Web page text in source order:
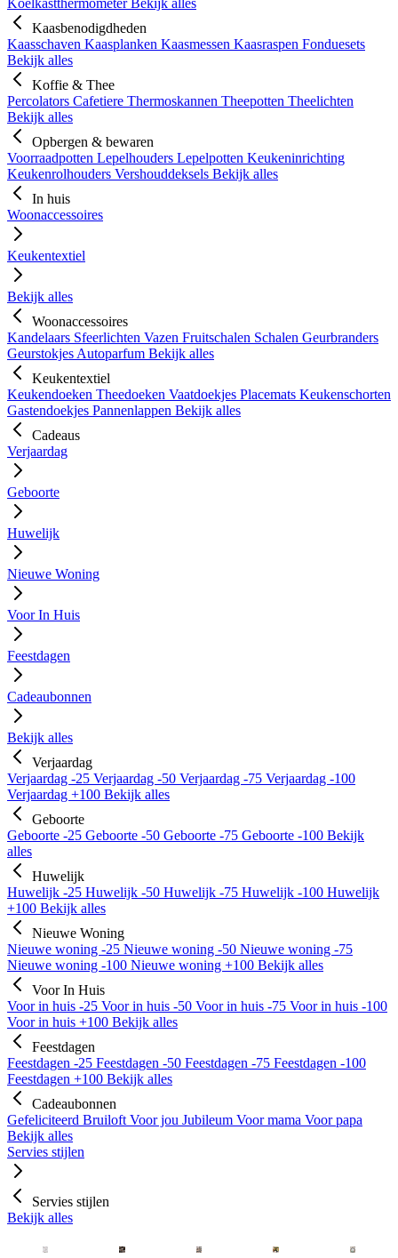
Kaasbenodigdheden
Kaasschaven Kaasplanken Kaasmessen Kaasraspen Fonduesets
Bekijk alles
Koffie & Thee
Percolators Cafetiere Thermoskannen Theepotten Theelichten
Bekijk alles
Opbergen & bewaren
Voorraadpotten Lepelhouders Lepelpotten Keukeninrichting
Keukenrolhouders Vershouddeksels Bekijk alles
In huis
Woonaccessoires
Keukentextiel
Bekijk alles
Woonaccessoires
Kandelaars Sfeerlichten Vazen Fruitschalen Schalen Geurbranders
Geurstokjes Autoparfum Bekijk alles
Keukentextiel
Keukendoeken Theedoeken Vaatdoekjes Placemats Keukenschorten
Gastendoekjes Pannenlappen Bekijk alles
Cadeaus
Verjaardag
Geboorte
Huwelijk
Nieuwe Woning
Voor In Huis
Feestdagen
Cadeaubonnen
Bekijk alles
Verjaardag
Verjaardag -25 Verjaardag -50 Verjaardag -75 Verjaardag -100
Verjaardag +100 Bekijk alles
Geboorte
Geboorte -25 Geboorte -50 Geboorte -75 Geboorte -100 Bekijk
alles
Huwelijk
Huwelijk -25 Huwelijk -50 Huwelijk -75 Huwelijk -100 Huwelijk
+100 Bekijk alles
Nieuwe Woning
Nieuwe woning -25 Nieuwe woning -50 Nieuwe woning -75
Nieuwe woning -100 Nieuwe woning +100 Bekijk alles
Voor In Huis
Voor in huis -25 Voor in huis -50 Voor in huis -75 Voor in huis -100
Voor in huis +100 Bekijk alles
Feestdagen
Feestdagen -25 Feestdagen -50 Feestdagen -75 Feestdagen -100
Feestdagen +100 Bekijk alles
Cadeaubonnen
Gefeliciteerd Bruiloft Voor jou Jubileum Voor mama Voor papa
Bekijk alles
Servies stijlen
Servies stijlen
Bekijk alles